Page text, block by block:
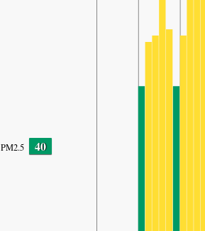
PM2.5 40